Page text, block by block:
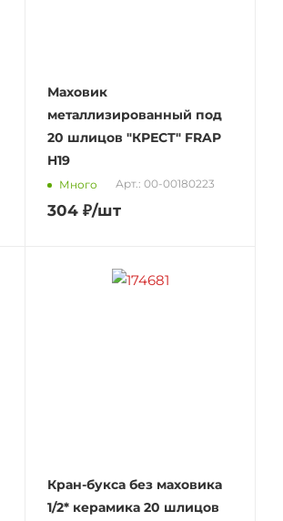
Маховик
металлизированный под
20 шлицов "КРЕСТ" FRAP
H19
Много Арт.: 00-00180223
304 ₽/шт
Кран-букса без маховика
1/2* керамика 20 шлицов